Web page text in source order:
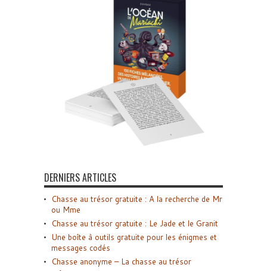
DERNIERS ARTICLES
Chasse au trésor gratuite : A la recherche de Mr
ou Mme
Chasse au trésor gratuite : Le Jade et le Granit
Une boîte à outils gratuite pour les énigmes et
messages codés
Chasse anonyme – La chasse au trésor